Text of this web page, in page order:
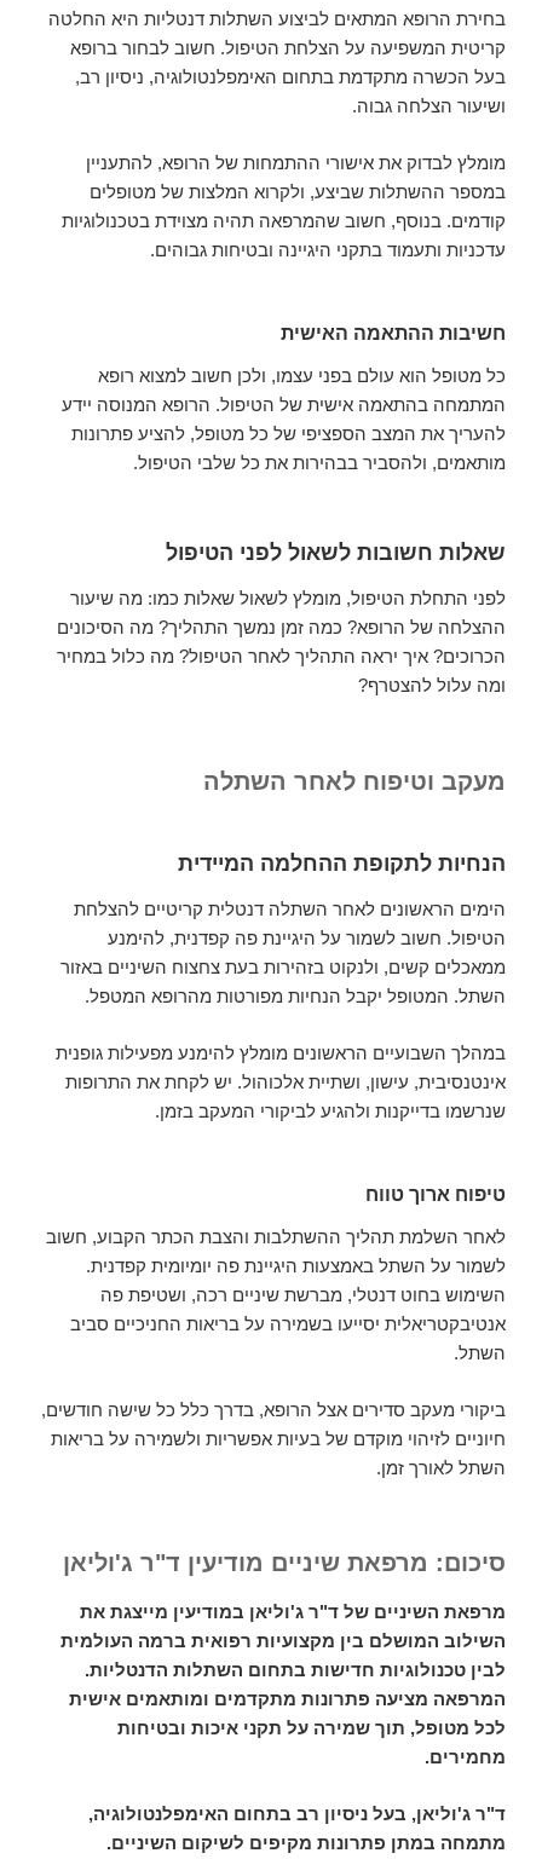
בחירת הרופא המתאים לביצוע השתלות דנטליות היא החלטה
קריטית המשפיעה על הצלחת הטיפול. חשוב לבחור ברופא
בעל הכשרה מתקדמת בתחום האימפלנטולוגיה, ניסיון רב,
ושיעור הצלחה גבוה.
מומלץ לבדוק את אישורי ההתמחות של הרופא, להתעניין
במספר ההשתלות שביצע, ולקרוא המלצות של מטופלים
קודמים. בנוסף, חשוב שהמרפאה תהיה מצוידת בטכנולוגיות
עדכניות ותעמוד בתקני היגיינה ובטיחות גבוהים.
חשיבות ההתאמה האישית
כל מטופל הוא עולם בפני עצמו, ולכן חשוב למצוא רופא
המתמחה בהתאמה אישית של הטיפול. הרופא המנוסה יידע
להעריך את המצב הספציפי של כל מטופל, להציע פתרונות
מותאמים, ולהסביר בבהירות את כל שלבי הטיפול.
שאלות חשובות לשאול לפני הטיפול
לפני התחלת הטיפול, מומלץ לשאול שאלות כמו: מה שיעור
ההצלחה של הרופא? כמה זמן נמשך התהליך? מה הסיכונים
הכרוכים? איך יראה התהליך לאחר הטיפול? מה כלול במחיר
ומה עלול להצטרף?
מעקב וטיפוח לאחר השתלה
הנחיות לתקופת ההחלמה המיידית
הימים הראשונים לאחר השתלה דנטלית קריטיים להצלחת
הטיפול. חשוב לשמור על היגיינת פה קפדנית, להימנע
ממאכלים קשים, ולנקוט בזהירות בעת צחצוח השיניים באזור
השתל. המטופל יקבל הנחיות מפורטות מהרופא המטפל.
במהלך השבועיים הראשונים מומלץ להימנע מפעילות גופנית
אינטנסיבית, עישון, ושתיית אלכוהול. יש לקחת את התרופות
שנרשמו בדייקנות ולהגיע לביקורי המעקב בזמן.
טיפוח ארוך טווח
לאחר השלמת תהליך ההשתלבות והצבת הכתר הקבוע, חשוב
לשמור על השתל באמצעות היגיינת פה יומיומית קפדנית.
השימוש בחוט דנטלי, מברשת שיניים רכה, ושטיפת פה
אנטיבקטריאלית יסייעו בשמירה על בריאות החניכיים סביב
השתל.
ביקורי מעקב סדירים אצל הרופא, בדרך כלל כל שישה חודשים,
חיוניים לזיהוי מוקדם של בעיות אפשריות ולשמירה על בריאות
השתל לאורך זמן.
סיכום: מרפאת שיניים מודיעין ד"ר ג'וליאן
מרפאת השיניים של ד"ר ג'וליאן במודיעין מייצגת את
השילוב המושלם בין מקצועיות רפואית ברמה העולמית
לבין טכנולוגיות חדישות בתחום השתלות הדנטליות.
המרפאה מציעה פתרונות מתקדמים ומותאמים אישית
לכל מטופל, תוך שמירה על תקני איכות ובטיחות
מחמירים.
ד"ר ג'וליאן, בעל ניסיון רב בתחום האימפלנטולוגיה,
מתמחה במתן פתרונות מקיפים לשיקום השיניים.